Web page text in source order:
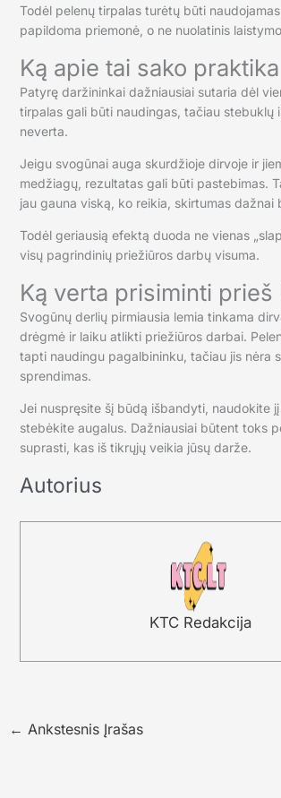
Todėl pelenų tirpalas turėtų būti
papildoma priemonė, o ne nuolatinis
Ką apie tai sako praktika
Patyrę daržininkai dažniausiai sutaria dėl
tirpalas gali būti naudingas, tačiau stebuklų
neverta.
Jeigu svogūnai auga skurdžioje dirvoje ir
medžiagų, rezultatas gali būti pastebimas.
jau gauna viską, ko reikia, skirtumas dažnai
Todėl geriausią efektą duoda ne vienas
visų pagrindinių priežiūros darbų visuma.
Ką verta prisiminti prieš
Svogūnų derlių pirmiausia lemia tinkama
drėgmė ir laiku atlikti priežiūros darbai.
tapti naudingu pagalbininku, tačiau jis nėra
sprendimas.
Jei nuspręsite šį būdą išbandyti, naudokite
stebėkite augalus. Dažniausiai būtent toks
suprasti, kas iš tikrųjų veikia jūsų darže.
Autorius
KTC Redakcija
← Ankstesnis Įrašas